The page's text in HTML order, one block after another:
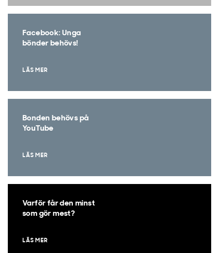
Facebook: Unga
bönder behövs!
LÄS MER
Bonden behövs på
YouTube
LÄS MER
Varför får den minst
som gör mest?
LÄS MER